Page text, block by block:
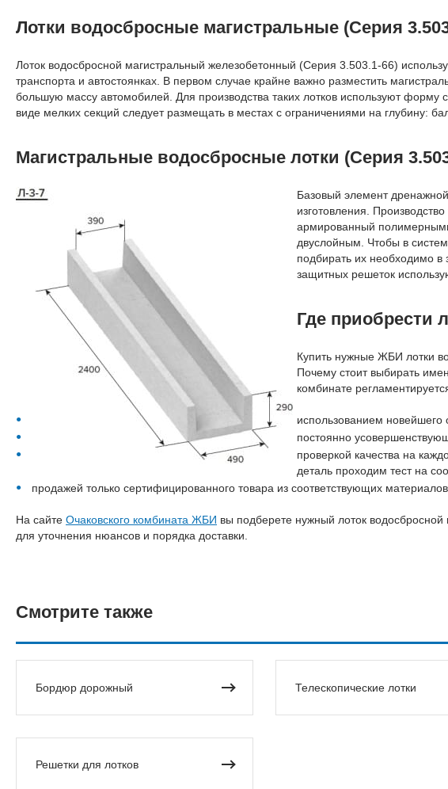
Лотки водосбросные магистральные (Серия
Лоток водосбросной магистральный железобетонный (Серия 3.503.1-66)
транспорта и автостоянках. В первом случае крайне важно разместить
большую массу автомобилей. Для производства таких лотков используют
виде мелких секций следует размещать в местах с ограничениями на глубину:
Магистральные водосбросные лотки (Серия
Базовый элемент
изготовления.
армированный
двуслойным. Чтобы в
подбирать их необходимо в
защитных решеток
Где приобрести
Купить нужные ЖБИ лотки
Почему стоит выбирать
комбинате
использованием новейшего
постоянно
проверкой качества на
деталь проходим тест на
продажей только сертифицированного товара из соответствующих
На сайте Очаковского комбината ЖБИ вы подберете нужный лоток
для уточнения нюансов и порядка доставки.
Смотрите также
Бордюр дорожный Телескопические лотки
Решетки для лотков